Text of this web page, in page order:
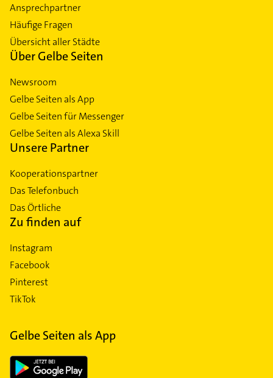
Ansprechpartner
Häufige Fragen
Übersicht aller Städte
Über Gelbe Seiten
Newsroom
Gelbe Seiten als App
Gelbe Seiten für Messenger
Gelbe Seiten als Alexa Skill
Unsere Partner
Kooperationspartner
Das Telefonbuch
Das Örtliche
Zu finden auf
Instagram
Facebook
Pinterest
TikTok
Gelbe Seiten als App